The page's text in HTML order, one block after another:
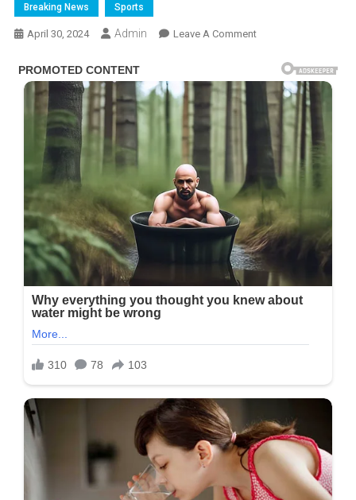
Breaking News Sports
April 30, 2024 Admin Leave A CommentOn
માટે
ભારતીય
એલાન,
ખેલાડીઓને
મળ્યો
મોકો
જ્યારે
આ
દિગ્ગજ
ખેલાડી